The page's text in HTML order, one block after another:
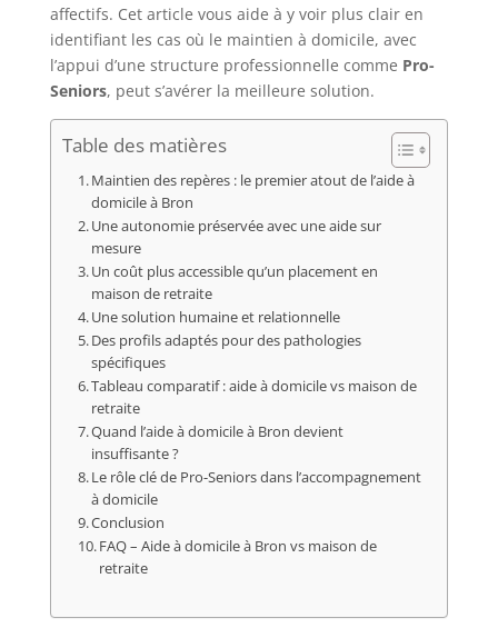
affectifs. Cet article vous aide à y voir plus clair en
identifiant les cas où le maintien à domicile, avec
l’appui d’une structure professionnelle comme Pro-
Seniors, peut s’avérer la meilleure solution.
Table des matières
Maintien des repères : le premier atout de l’aide à
domicile à Bron
Une autonomie préservée avec une aide sur
mesure
Un coût plus accessible qu’un placement en
maison de retraite
Une solution humaine et relationnelle
Des profils adaptés pour des pathologies
spécifiques
Tableau comparatif : aide à domicile vs maison de
retraite
Quand l’aide à domicile à Bron devient
insuffisante ?
Le rôle clé de Pro-Seniors dans l’accompagnement
à domicile
Conclusion
FAQ – Aide à domicile à Bron vs maison de
retraite